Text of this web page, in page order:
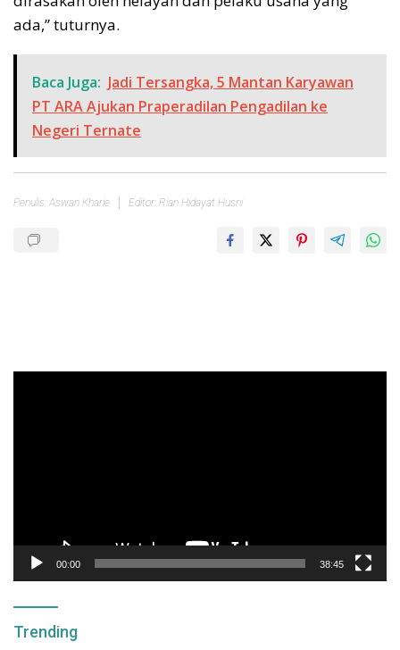
ada,” tuturnya.
Baca Juga: Jadi Tersangka, 5 Mantan Karyawan
PT ARA Ajukan Praperadilan Pengadilan ke
Negeri Ternate
Penulis: Aswan Kharie Editor: Rian Hidayat Husni
00:00 38:45
Trending